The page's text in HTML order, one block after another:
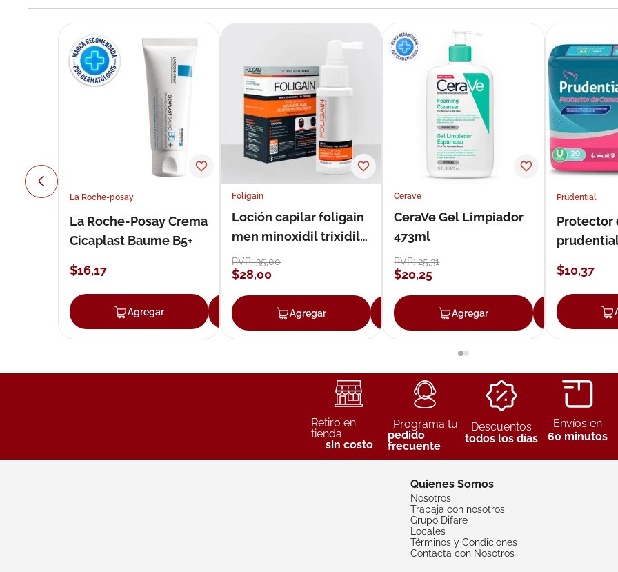
La Roche-posay
La Roche-Posay Crema
Cicaplast Baume B5+
$16,17
Agregar Agregar
Foligain
Loción capilar foligain
men minoxidil trixidil
loción 59 ml
PVP:35,00
$28,00
Agregar Agregar
Cerave
CeraVe Gel Limpiador
473ml
PVP:25,31
$20,25
Agregar
Prudential
Protector
$10,37
Retiro en
tienda
sin costo
Programa tu
pedido
frecuente
Descuentos
todos los días
Envíos en
60 minutos
Quienes Somos
Nosotros
Trabaja con nosotros
Grupo Difare
Locales
Términos y Condiciones
Contacta con Nosotros